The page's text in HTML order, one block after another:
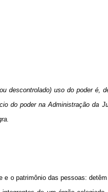
descontrolado) uso do poder é,
do poder na Administração da
o patrimônio das pessoas: